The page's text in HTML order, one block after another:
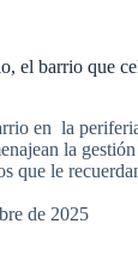
el barrio que
en la
la
que le
de 2025